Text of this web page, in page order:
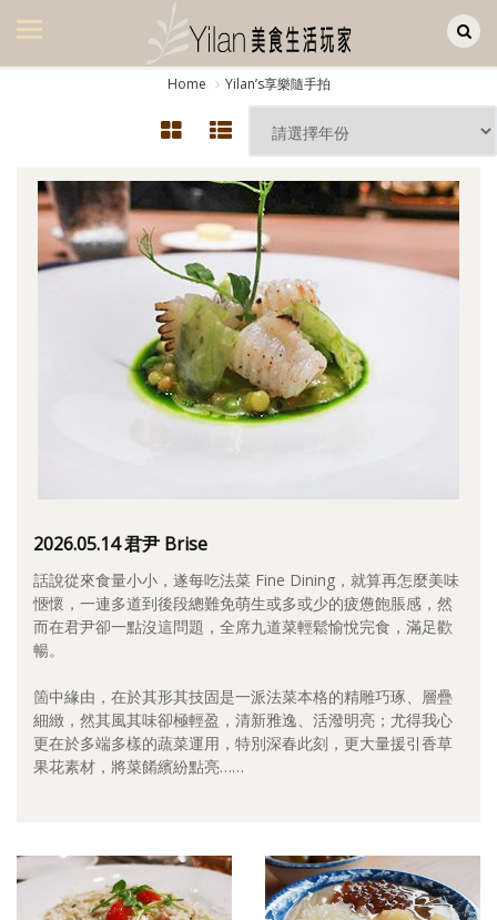
美食集
旅遊集
旅遊美食集
影音區
創意出版服務
歷史區
關於Yilan
個人著作
合作與代言
Home Yilanʼs享樂隨手拍
2026.05.14 君尹 Brise
話說從來食量小小，遂每吃法菜 Fine Dining，就算再怎麼美味
愜懷，一連多道到後段總難免萌生或多或少的疲憊飽脹感，然
而在君尹卻一點沒這問題，全席九道菜輕鬆愉悅完食，滿足歡
暢。
箇中緣由，在於其形其技固是一派法菜本格的精雕巧琢、層疊
細緻，然其風其味卻極輕盈，清新雅逸、活潑明亮；尤得我心
更在於多端多樣的蔬菜運用，特別深春此刻，更大量援引香草
果花素材，將菜餚繽紛點亮……